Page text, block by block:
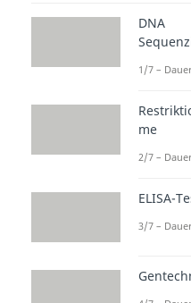
1.
DNA
1/7 –
me
2/7 –
ELISA-
3/7 –